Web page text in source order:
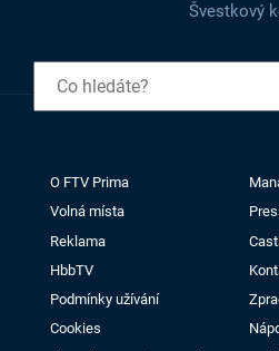
Švestkový
O FTV Prima
Volná místa
Reklama
HbbTV
Podmínky užívání
Cookies